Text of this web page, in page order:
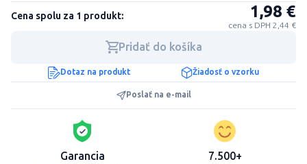
Cena spolu za 1 produkt: 1,98 €
cena s DPH 2,44 €
Pridať do košíka
Dotaz na produkt Žiadosť o vzorku
Poslať na e-mail
Garancia 7.500+